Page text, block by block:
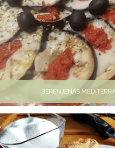
BERENJENAS